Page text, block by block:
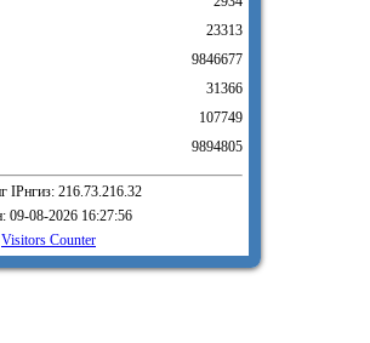
23313
9846677
31366
107749
9894805
IPнгиз: 216.73.216.32
09-08-2026 16:27:56
Visitors Counter